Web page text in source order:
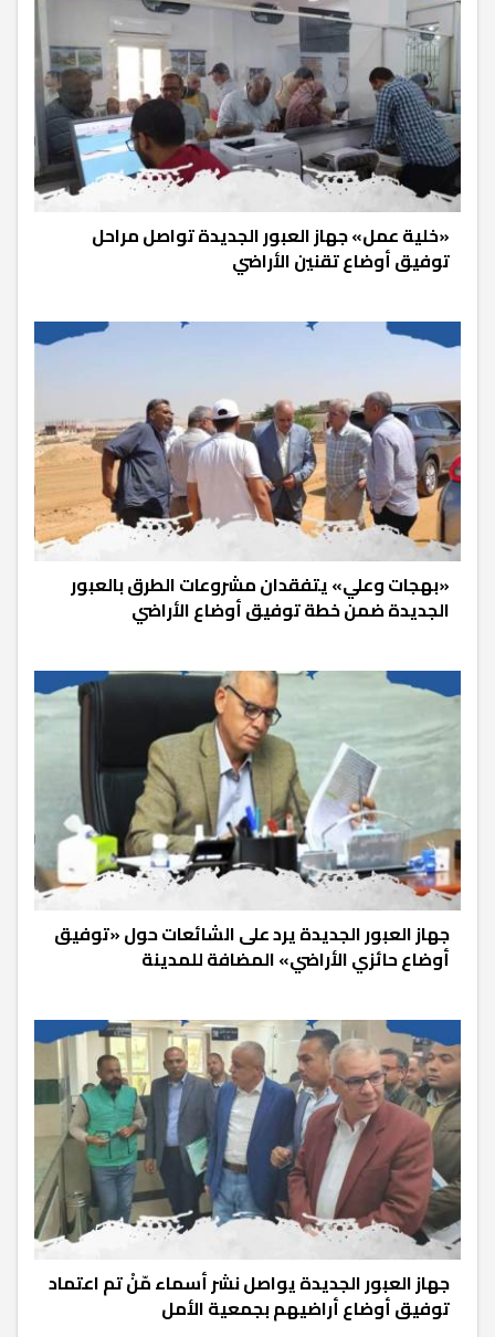
«خلية عمل» جهاز العبور الجديدة تواصل مراحل
توفيق أوضاع تقنين الأراضي
«بهجات وعلي» يتفقدان مشروعات الطرق بالعبور
الجديدة ضمن خطة توفيق أوضاع الأراضي
جهاز العبور الجديدة يرد على الشائعات حول «توفيق
أوضاع حائزي الأراضي» المضافة للمدينة
جهاز العبور الجديدة يواصل نشر أسماء مّنْ تم اعتماد
توفيق أوضاع أراضيهم بجمعية الأمل